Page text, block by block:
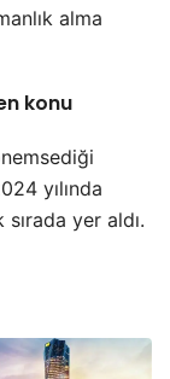
alma
konu
yılında
yer aldı.